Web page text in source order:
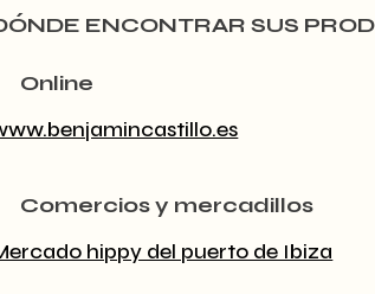
ENCONTRAR SUS
Online
Comercios y mercadillos
hippy del puerto de Ibiza